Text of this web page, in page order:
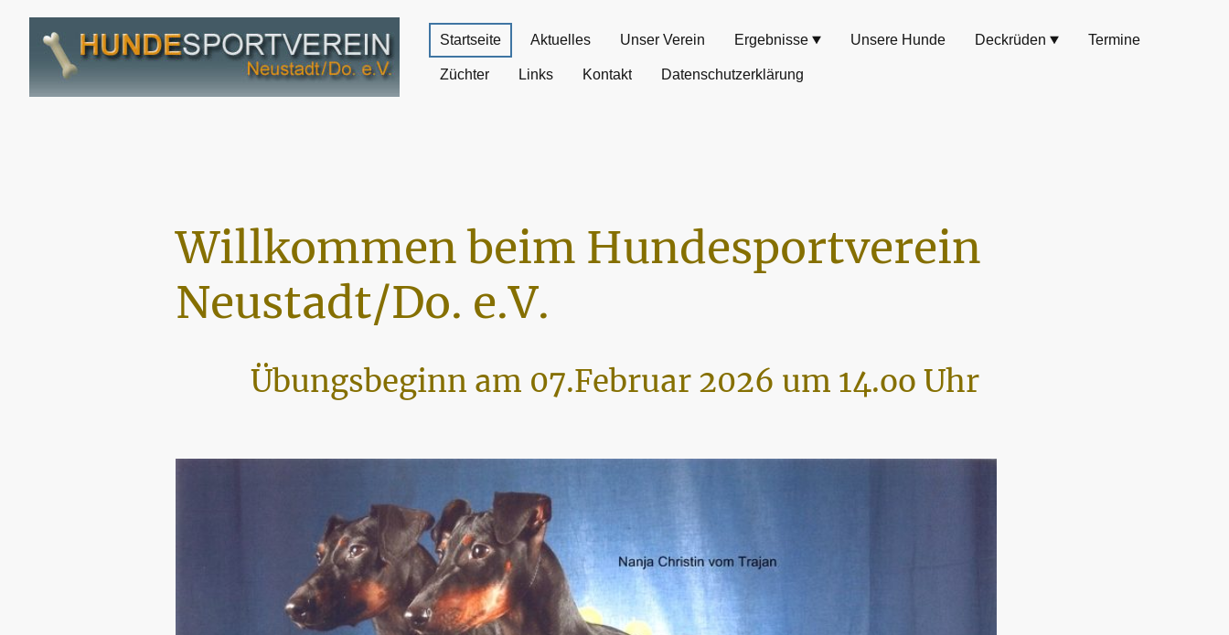
Startseite Aktuelles Unser Verein Ergebnisse Unsere Hunde Deckrüden Termine
Züchter Links Kontakt Datenschutzerklärung
Willkommen beim Hundesportverein
Neustadt/Do. e.V.
Übungsbeginn am 07.Februar 2026 um 14.oo Uhr